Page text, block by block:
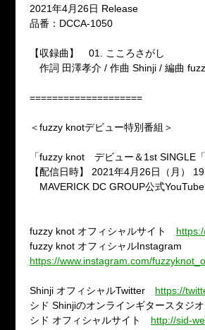
2021年4月26日 Release
品番：DCCA-1050
【収録曲】 01. こころさがし
作詞 田澤孝介 / 作曲 Shinji / 編曲
====================
＜fuzzy knotデビュー特別番組＞
「fuzzy knot デビュー＆1st SINGLE
【配信日時】 2021年4月26日（月）
MAVERICK DC GROUP公式
fuzzy knot オフィシャルサイト
fuzzy knot オフィシャルInstagram
https://www.instagram.com/
Shinji オフィシャルTwitter https://
シド Shinjiのオンラインギタースタジ
シド オフィシャルサイト http://sid-